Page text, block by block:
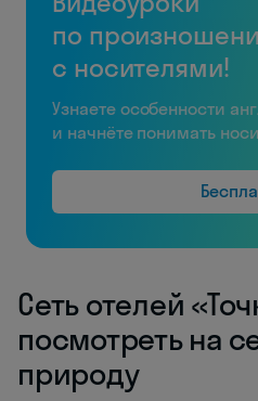
по
с носителями!
Узнаете особенности
и начнёте понимать
Сеть отелей
посмотреть на
природу